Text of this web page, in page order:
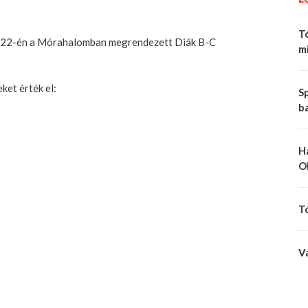
én a Mórahalomban megrendezett Diák B-C
érték el: